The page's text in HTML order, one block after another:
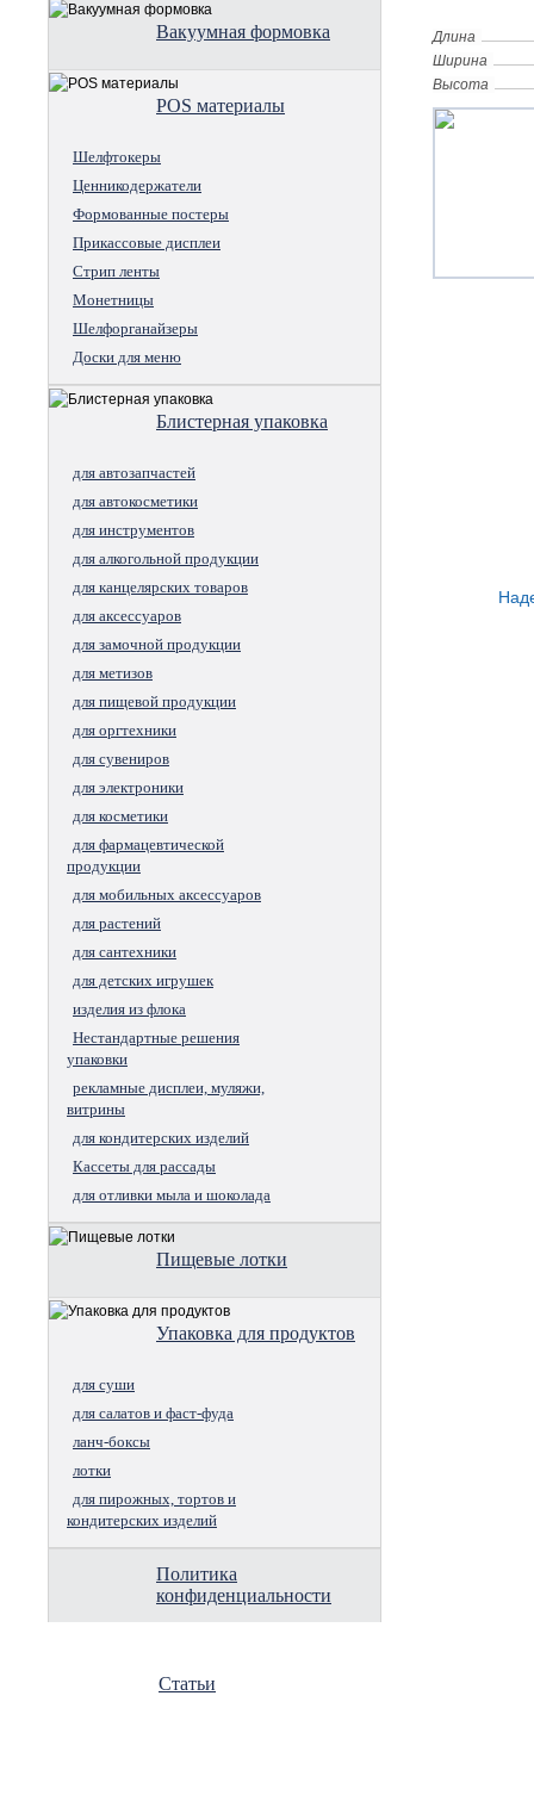
Вакуумная формовка
POS материалы
Шелфтокеры
Ценникодержатели
Формованные постеры
Прикассовые дисплеи
Стрип ленты
Монетницы
Шелфорганайзеры
Доски для меню
Блистерная упаковка
для автозапчастей
для автокосметики
для инструментов
для алкогольной продукции
для канцелярских товаров
для аксессуаров
для замочной продукции
для метизов
для пищевой продукции
для оргтехники
для сувениров
для электроники
для косметики
для фармацевтической
продукции
для мобильных аксессуаров
для растений
для сантехники
для детских игрушек
изделия из флока
Нестандартные решения
упаковки
рекламные дисплеи, муляжи,
витрины
для кондитерских изделий
Кассеты для рассады
для отливки мыла и шоколада
Пищевые лотки
Упаковка для продуктов
для суши
для салатов и фаст-фуда
ланч-боксы
лотки
для пирожных, тортов и
кондитерских изделий
Политика
конфиденциальности
Статьи
Длина
Ширина
Высота